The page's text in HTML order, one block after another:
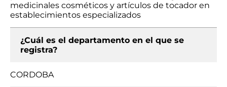
medicinales cosméticos y artículos de tocador en
establecimientos especializados
¿Cuál es el departamento en el que se
registra?
CORDOBA